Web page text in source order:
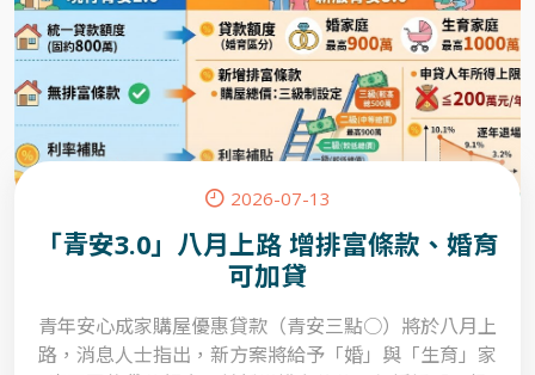
2026-07-13
「青安3.0」八月上路 增排富條款、婚育
可加貸
青年安心成家購屋優惠貸款（青安三點○）將於八月上
路，消息人士指出，新方案將給予「婚」與「生育」家